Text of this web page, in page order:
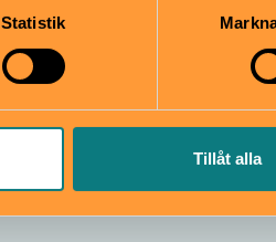
Statistik
Tillåt alla